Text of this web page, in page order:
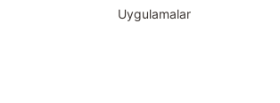
Uygulamalar